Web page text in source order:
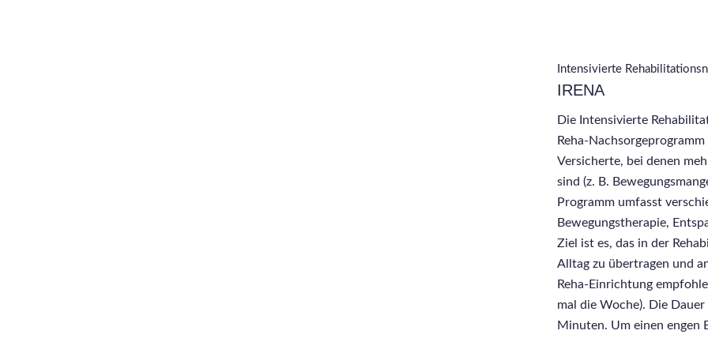
Intensivierte
IRENA
Die Intensivierte
Reha-
Versicherte, bei denen
sind (z. B.
Programm umfasst
Bewegungstherapie,
Ziel ist es, das in der
Alltag zu übertragen und
Reha-Einrichtung
mal die Woche). Die
Minuten. Um einen engen